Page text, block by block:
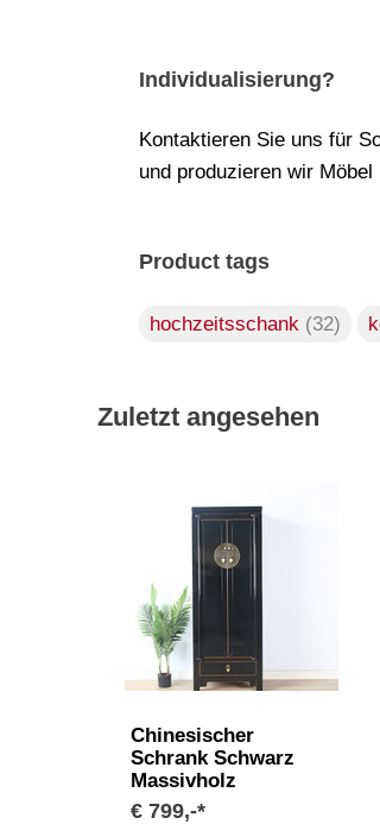
Individualisierung?
Kontaktieren Sie uns für
und produzieren wir
Product tags
hochzeitsschank (32)
Zuletzt angesehen
Chinesischer
Schrank Schwarz
Massivholz
€ 799,-*